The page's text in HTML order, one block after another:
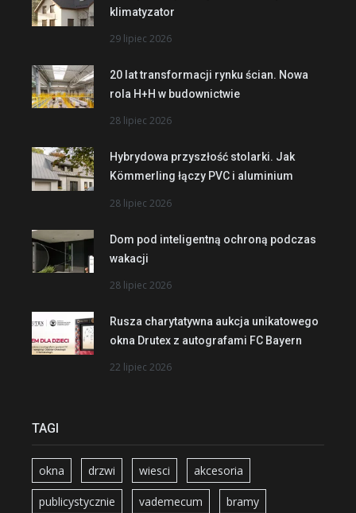
klimatyzator
29 lipiec 2026
20 lat transformacji rynku ścian. Nowa
rola H+H w budownictwie
28 lipiec 2026
Hybrydowa przyszłość stolarki. Jak
Kömmerling łączy PVC i aluminium
28 lipiec 2026
Dom pod inteligentną ochroną podczas
wakacji
28 lipiec 2026
Rusza charytatywna aukcja unikatowego
okna Drutex z autografami FC Bayern
22 lipiec 2026
TAGI
okna drzwi wiesci akcesoria
publicystycznie vademecum bramy